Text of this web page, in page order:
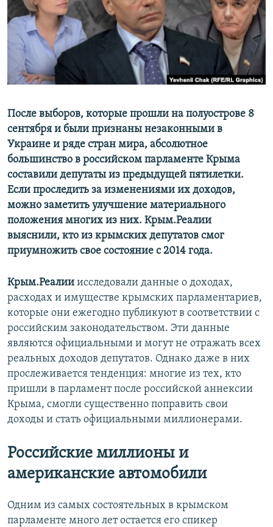
ПОБЕДИТЕЛЕЙ НЕ СУДЯТ?
КРЫМ.НЕПОКОРЕННЫЙ
ELIFBE
УКРАИНСКАЯ ПРОБЛЕМА КРЫМА
ПРИСОЕДИНЯЙТЕСЬ!
После выборов, которые прошли на полуострове 8
сентября и были признаны незаконными в
Украине и ряде стран мира, абсолютное
большинство в российском парламенте Крыма
составили депутаты из предыдущей пятилетки.
Если проследить за изменениями их доходов,
можно заметить улучшение материального
положения многих из них. Крым.Реалии
выяснили, кто из крымских депутатов смог
приумножить свое состояние с 2014 года.
Крым.Реалии исследовали данные о доходах,
расходах и имуществе крымских парламентариев,
которые они ежегодно публикуют в соответствии с
российским законодательством. Эти данные
являются официальными и могут не отражать всех
реальных доходов депутатов. Однако даже в них
прослеживается тенденция: многие из тех, кто
пришли в парламент после российской аннексии
Крыма, смогли существенно поправить свои
доходы и стать официальными миллионерами.​
Российские миллионы и
американские автомобили
Одним из самых состоятельных в крымском
парламенте много лет остается его спикер